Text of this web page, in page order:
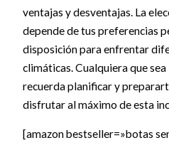
ventajas y desventajas. La
depende de tus preferencias
disposición para enfrentar
climáticas. Cualquiera que
recuerda planificar y
disfrutar al máximo de esta
[amazon bestseller=»botas